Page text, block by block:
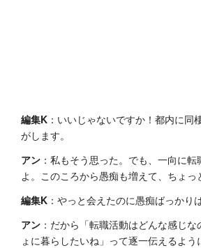
編集K ：いいじゃないですか！都内に同
がします。
アン ：私もそう思った。でも、一向に
よ。このころから愚痴も増えて、ちょっ
編集K ：やっと会えたのに愚痴ばっかり
アン ：だから「転職活動はどんな感じ
ょに暮らしたいね」って逐一伝えるよ